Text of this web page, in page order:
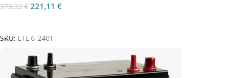
373,22€ 221,11 €
SKU: LTL 6-240T